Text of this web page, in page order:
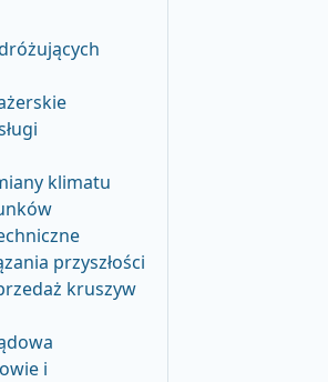
klimatu
przyszłości
kruszyw
i